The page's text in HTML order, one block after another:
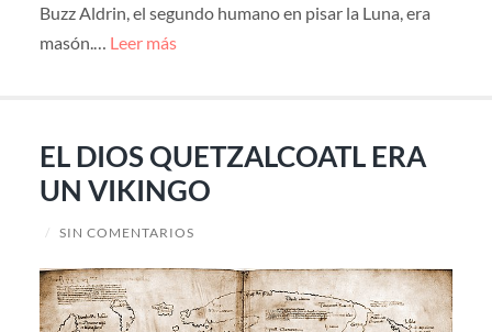
Buzz Aldrin, el segundo humano en pisar la Luna, era
masón.… Leer más
EL DIOS QUETZALCOATL ERA
UN VIKINGO
/ SIN COMENTARIOS